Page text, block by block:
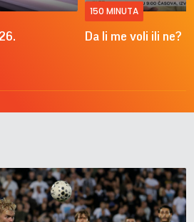
150 MINUTA
Da li me voli ili ne?